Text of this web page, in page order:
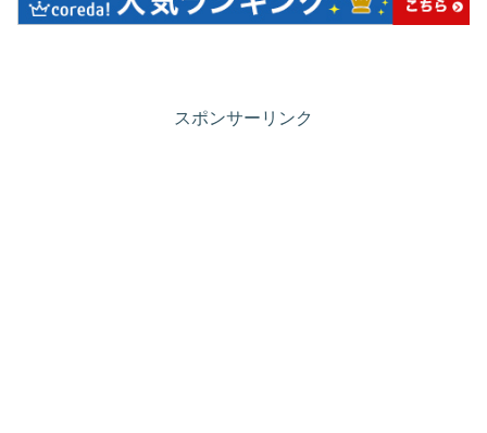
スポンサーリンク